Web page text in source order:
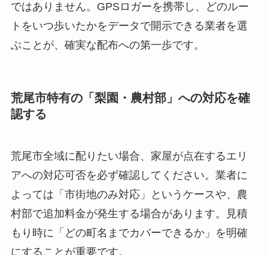
ではありません。GPSロガーを携帯し、どのルー
トをいつ歩いたかをデータで開示できる業者を選
ぶことが、確実な配布への第一歩です。
荒尾市特有の「梨園・農村部」への対応を確
認する
荒尾市全域に配りたい場合、家屋が点在するエリ
アへの対応可否を必ず確認してください。業者に
よっては「市街地のみ対応」というケースや、農
村部で追加料金が発生する場合があります。見積
もり時に「どの町名までカバーできるか」を明確
にすることが重要です。